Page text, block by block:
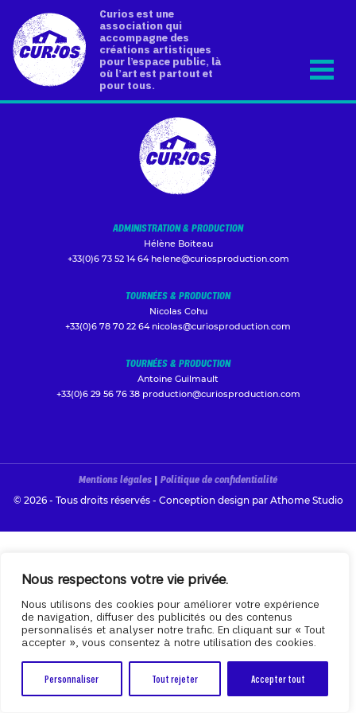
Nous respectons votre vie privée.
Nous utilisons des cookies pour améliorer votre expérience
de navigation, diffuser des publicités ou des contenus
personnalisés et analyser notre trafic. En cliquant sur « Tout
accepter », vous consentez à notre utilisation des cookies.
Personnaliser Tout rejeter Accepter tout
Curios est une
association qui
accompagne des
créations artistiques
pour l’espace public, là
où l’art est partout et
pour tous.
ADMINISTRATION & PRODUCTION
Hélène Boiteau
+33(0)6 73 52 14 64 helene@curiosproduction.com
TOURNÉES & PRODUCTION
Nicolas Cohu
+33(0)6 78 70 22 64 nicolas@curiosproduction.com
TOURNÉES & PRODUCTION
Antoine Guilmault
+33(0)6 29 56 76 38 production@curiosproduction.com
Mentions légales | Politique de confidentialité
© 2026 - Tous droits réservés - Conception design par Athome Studio